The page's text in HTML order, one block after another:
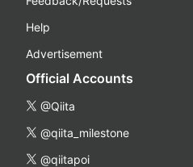
Help
Advertisement
Official Accounts
@Qiita
@qiita_milestone
@qiitapoi